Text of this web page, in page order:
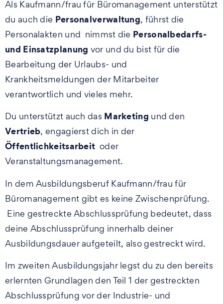
Als Kaufmann/frau für Büromanagement unterstützt
du auch die Personalverwaltung, führst die
Personalakten und nimmst die Personalbedarfs-
und Einsatzplanung vor und du bist für die
Bearbeitung der Urlaubs- und
Krankheitsmeldungen der Mitarbeiter
verantwortlich und vieles mehr.
Du unterstützt auch das Marketing und den
Vertrieb, engagierst dich in der
Öffentlichkeitsarbeit oder
Veranstaltungsmanagement.
In dem Ausbildungsberuf Kaufmann/frau für
Büromanagement gibt es keine Zwischenprüfung.
Eine gestreckte Abschlussprüfung bedeutet, dass
deine Abschlussprüfung innerhalb deiner
Ausbildungsdauer aufgeteilt, also gestreckt wird.
Im zweiten Ausbildungsjahr legst du zu den bereits
erlernten Grundlagen den Teil 1 der gestreckten
Abschlussprüfung vor der Industrie- und